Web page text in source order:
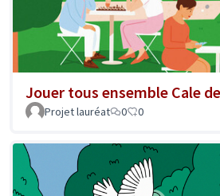
Jouer tous ensemble Cale
Projet lauréat 0 0